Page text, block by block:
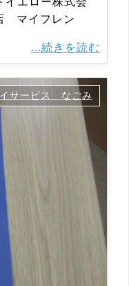
マイフレン
...続きを読む
サービス なごみ